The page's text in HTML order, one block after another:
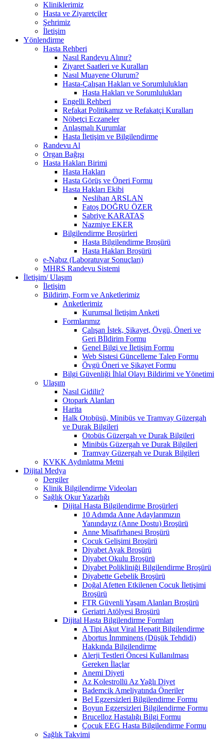
Kliniklerimiz
Hasta ve Ziyaretçiler
Şehrimiz
İletişim
Yönlendirme
Hasta Rehberi
Nasıl Randevu Alınır?
Ziyaret Saatleri ve Kuralları
Nasıl Muayene Olurum?
Hasta-Çalışan Hakları ve Sorumlulukları
Hasta Hakları ve Sorumlulukları
Engelli Rehberi
Refakat Politikamız ve Refakatçi Kuralları
Nöbetçi Eczaneler
Anlaşmalı Kurumlar
Hasta İletişim ve Bilgilendirme
Randevu Al
Organ Bağışı
Hasta Hakları Birimi
Hasta Hakları
Hasta Görüş ve Öneri Formu
Hasta Hakları Ekibi
Neslihan ARSLAN
Fatoş DOĞRU ÖZER
Sabriye KARATAŞ
Nazmiye EKER
Bilgilendirme Broşürleri
Hasta Bilgilendirme Broşürü
Hasta Hakları Broşürü
e-Nabız (Laboratuvar Sonuçları)
MHRS Randevu Sistemi
İletişim/ Ulaşım
İletişim
Bildirim, Form ve Anketlerimiz
Anketlerimiz
Kurumsal İletişim Anketi
Formlarımız
Çalışan İstek, Şikayet, Övgü, Öneri ve
Geri Bİldirim Formu
Genel Bilgi ve İletişim Formu
Web Sistesi Güncelleme Talep Formu
Övgü Öneri ve Şikayet Formu
Bilgi Güvenliği İhlal Olayı Bildirimi ve Yönetimi
Ulaşım
Nasıl Gidilir?
Otopark Alanları
Harita
Halk Otobüsü, Minibüs ve Tramvay Güzergah
ve Durak Bilgileri
Otobüs Güzergah ve Durak Bilgileri
Minibüs Güzergah ve Durak Bilgileri
Tramvay Güzergah ve Durak Bilgileri
KVKK Aydınlatma Metni
Dijital Medya
Dergiler
Klinik Bilgilendirme Videoları
Sağlık Okur Yazarlığı
Dijital Hasta Bilgilendirme Broşürleri
10 Adımda Anne Adaylarımızın
Yanındayız (Anne Dostu) Broşürü
Anne Misafirhanesi Broşürü
Çocuk Gelişimi Broşürü
Diyabet Ayak Broşürü
Diyabet Okulu Broşürü
Diyabet Polikliniği Bilgilendirme Broşürü
Diyabette Gebelik Broşürü
Doğal Afetten Etkilenen Çocuk İletişimi
Broşürü
FTR Güvenli Yaşam Alanları Broşürü
Geriatri Atölyesi Broşürü
Dijital Hasta Bilgilendirme Formları
A Tipi Akut Viral Hepatit Bilgilendirme
Abortus İnmminens (Düşük Tehdidi)
Hakkında Bilgilendirme
Alerji Testleri Öncesi Kullanılması
Gereken İlaçlar
Anemi Diyeti
Az Kolestrollü Az Yağlı Diyet
Bademcik Ameliyatında Öneriler
Bel Egzersizleri Bilgilendirme Formu
Boyun Egzersizleri Bilgilendirme Formu
Brucelloz Hastalığı Bilgi Formu
Çocuk EEG Hasta Bilgilendirme Formu
Sağlık Takvimi